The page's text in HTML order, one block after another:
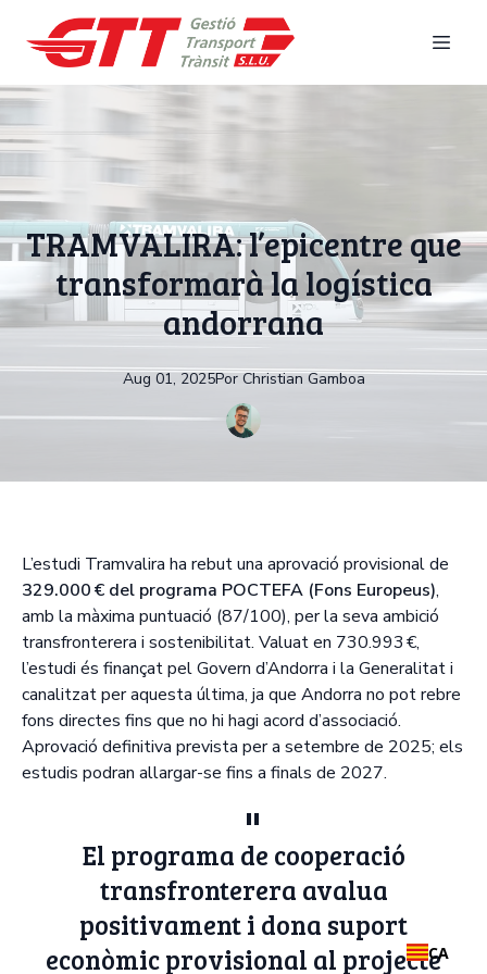
TRAMVALIRA: l’epicentre que
transformarà la logística
andorrana
Aug 01, 2025Por Christian Gamboa
L’estudi Tramvalira ha rebut una aprovació provisional de
329.000 € del programa POCTEFA (Fons Europeus),
amb la màxima puntuació (87/100), per la seva ambició
transfronterera i sostenibilitat. Valuat en 730.993 €,
l’estudi és finançat pel Govern d’Andorra i la Generalitat i
canalitzat per aquesta última, ja que Andorra no pot rebre
fons directes fins que no hi hagi acord d’associació.
Aprovació definitiva prevista per a setembre de 2025; els
estudis podran allargar-se fins a finals de 2027.
El programa de cooperació
transfronterera avalua
positivament i dona suport
econòmic provisional al projecte
CA